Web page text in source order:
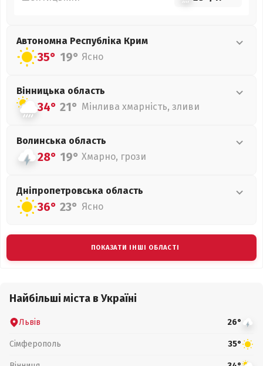
Автономна Республіка Крим
35° 19° Ясно
Вінницька область
34° 21° Мінлива хмарність, зливи
Волинська область
28° 19° Хмарно, грози
Дніпропетровська область
36° 23° Ясно
ПОКАЗАТИ ІНШІ ОБЛАСТІ
Найбільші міста в Україні
Львів 26°
Сімферополь 35°